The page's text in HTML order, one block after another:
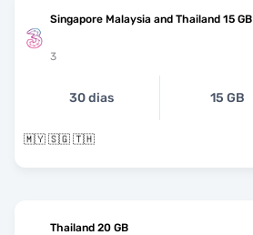
Singapore Malaysia and Thailand 15 GB
3
30 dias 15 GB
🇲🇾 🇸🇬 🇹🇭
Thailand 20 GB